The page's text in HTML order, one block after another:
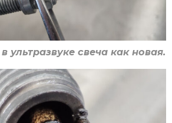
ультразвуке свеча как новая.